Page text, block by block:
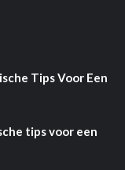
Tips Voor Een
tips voor een